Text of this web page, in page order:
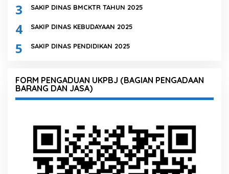
3 SAKIP DINAS BMCKTR TAHUN 2025
4 SAKIP DINAS KEBUDAYAAN 2025
5 SAKIP DINAS PENDIDIKAN 2025
FORM PENGADUAN UKPBJ (BAGIAN PENGADAAN
BARANG DAN JASA)